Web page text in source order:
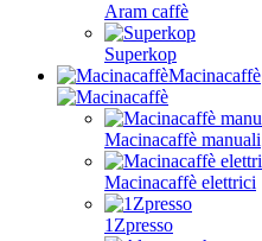
Aram caffè
Superkop
Macinacaffè
Macinacaffè manuali
Macinacaffè elettrici
1Zpresso